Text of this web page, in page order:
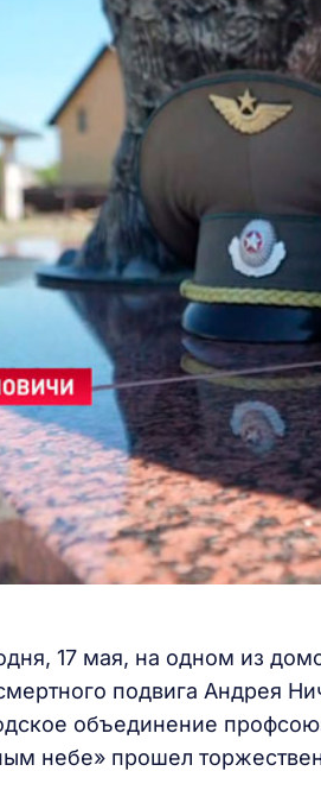
17 мая, на одном из
подвига Андрея
объединение
небе» прошел